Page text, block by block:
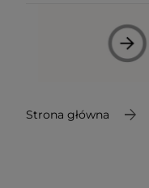
Strona główna